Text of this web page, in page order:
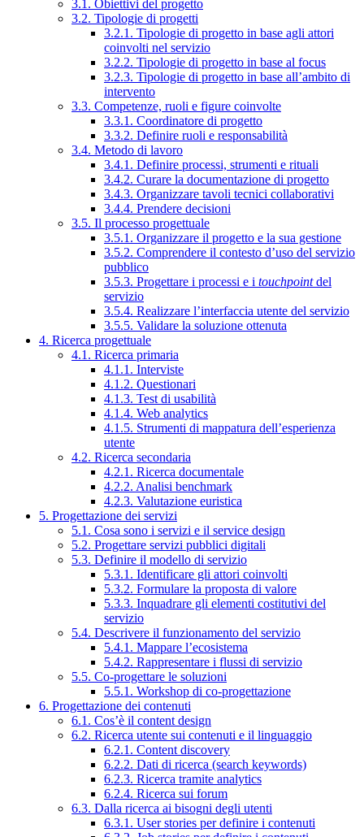
3.1. Obiettivi del progetto
3.2. Tipologie di progetti
3.2.1. Tipologie di progetto in base agli attori
coinvolti nel servizio
3.2.2. Tipologie di progetto in base al focus
3.2.3. Tipologie di progetto in base all’ambito di
intervento
3.3. Competenze, ruoli e figure coinvolte
3.3.1. Coordinatore di progetto
3.3.2. Definire ruoli e responsabilità
3.4. Metodo di lavoro
3.4.1. Definire processi, strumenti e rituali
3.4.2. Curare la documentazione di progetto
3.4.3. Organizzare tavoli tecnici collaborativi
3.4.4. Prendere decisioni
3.5. Il processo progettuale
3.5.1. Organizzare il progetto e la sua gestione
3.5.2. Comprendere il contesto d’uso del servizio
pubblico
3.5.3. Progettare i processi e i touchpointdel
servizio
3.5.4. Realizzare l’interfaccia utente del servizio
3.5.5. Validare la soluzione ottenuta
4. Ricerca progettuale
4.1. Ricerca primaria
4.1.1. Interviste
4.1.2. Questionari
4.1.3. Test di usabilità
4.1.4. Web analytics
4.1.5. Strumenti di mappatura dell’esperienza
utente
4.2. Ricerca secondaria
4.2.1. Ricerca documentale
4.2.2. Analisi benchmark
4.2.3. Valutazione euristica
5. Progettazione dei servizi
5.1. Cosa sono i servizi e il service design
5.2. Progettare servizi pubblici digitali
5.3. Definire il modello di servizio
5.3.1. Identificare gli attori coinvolti
5.3.2. Formulare la proposta di valore
5.3.3. Inquadrare gli elementi costitutivi del
servizio
5.4. Descrivere il funzionamento del servizio
5.4.1. Mappare l’ecosistema
5.4.2. Rappresentare i flussi di servizio
5.5. Co-progettare le soluzioni
5.5.1. Workshop di co-progettazione
6. Progettazione dei contenuti
6.1. Cos’è il content design
6.2. Ricerca utente sui contenuti e il linguaggio
6.2.1. Content discovery
6.2.2. Dati di ricerca (search keywords)
6.2.3. Ricerca tramite analytics
6.2.4. Ricerca sui forum
6.3. Dalla ricerca ai bisogni degli utenti
6.3.1. User stories per definire i contenuti